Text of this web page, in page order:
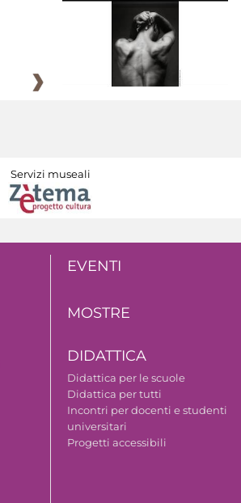
Servizi museali
EVENTI
MOSTRE
DIDATTICA
Didattica per le scuole
Didattica per tutti
Incontri per docenti e studenti
universitari
Progetti accessibili